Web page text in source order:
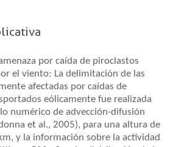
por caída de piroclastos
el viento: La delimitación de las
afectadas por caídas de
eólicamente fue realizada
numérico de advección-difusión
et al., 2005), para una altura de
y la información sobre la actividad